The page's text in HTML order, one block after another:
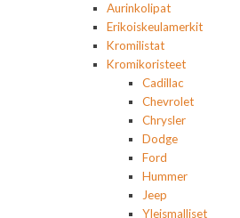
Aurinkolipat
Erikoiskeulamerkit
Kromilistat
Kromikoristeet
Cadillac
Chevrolet
Chrysler
Dodge
Ford
Hummer
Jeep
Yleismalliset